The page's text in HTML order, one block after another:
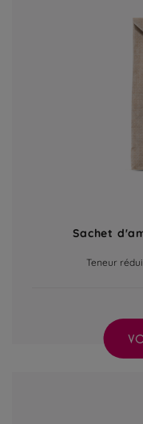
Sachet
Teneur